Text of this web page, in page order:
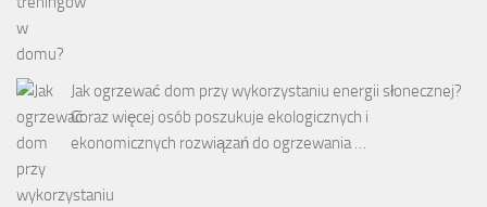
Jak ogrzewać dom przy wykorzystaniu energii słonecznej?
Coraz więcej osób poszukuje ekologicznych i
ekonomicznych rozwiązań do ogrzewania …